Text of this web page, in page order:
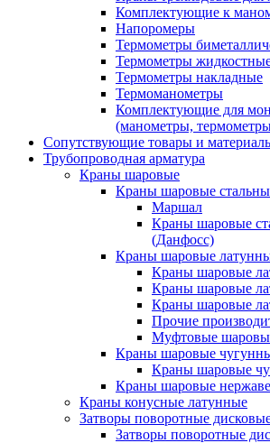
Комплектующие к
Напоромеры
Термометры
Термометры
Термометры накладные
Термоманометры
Комплектующие для
(манометры,
Сопутствующие товары и
Трубопроводная арматура
Краны шаровые
Краны шаровые
Маршал
Краны шаровые
(Данфосс)
Краны шаровые
Краны шаровые
Краны шаровые
Краны шаровые
Прочие
Муфтовые
Краны шаровые
Краны шаровые
Краны шаровые
Краны конусные латунные
Затворы поворотные
Затворы поворотные